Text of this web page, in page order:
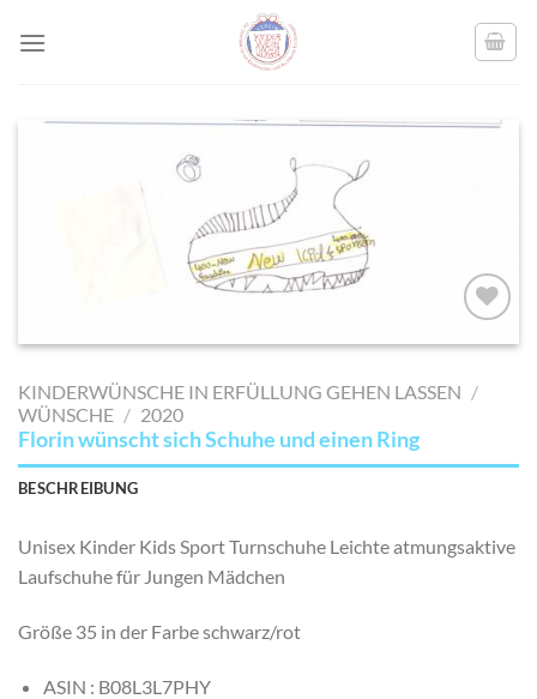
AUF MEINE
SETZEN
KINDERWÜNSCHE IN ERFÜLLUNG GEHEN LASSEN /
WÜNSCHE / 2020
Florin wünscht sich Schuhe und einen Ring
BESCHREIBUNG
Unisex Kinder Kids Sport Turnschuhe Leichte atmungsaktive
Laufschuhe für Jungen Mädchen
Größe 35 in der Farbe schwarz/rot
ASIN : B08L3L7PHY